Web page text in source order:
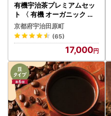
有機宇治茶プレミアムセッ
ト 〈 有機 オーガニック 無
農薬 煎茶 玉露 深蒸し茶 上
煎茶 一番茶 最上級 極上 濃
厚 緑茶 茶葉 お茶葉 お茶 茶
京都府宇治田原町
(65)
17,000